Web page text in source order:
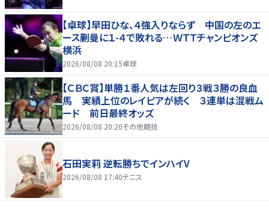
【卓球】早田ひな、４強入りならず 中国の左のエ
ース蒯曼に１-４で敗れる…ＷＴＴチャンピオンズ
横浜
2026/08/08 20:15卓球
【ＣＢＣ賞】単勝１番人気は左回り３戦３勝の良血
馬 実績上位のレイピアが続く ３連単は混戦ム
ード 前日最終オッズ
2026/08/08 20:20その他競技
石田実莉 逆転勝ちでインハイV
2026/08/08 17:40テニス